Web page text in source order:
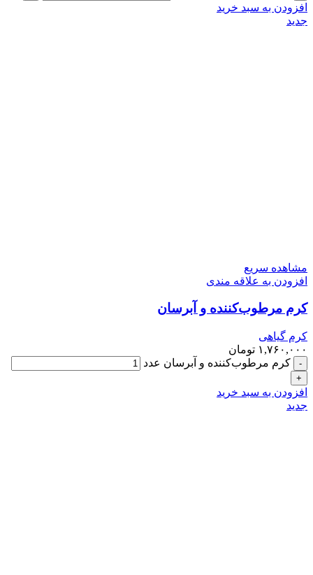
افزودن به سبد خرید
جدید
مشاهده سریع
افزودن به علاقه مندی
کرم مرطوب‌کننده و آبرسان
کرم گیاهی
۱,۷۶۰,۰۰۰ تومان
کرم مرطوب‌کننده و آبرسان عدد
افزودن به سبد خرید
جدید